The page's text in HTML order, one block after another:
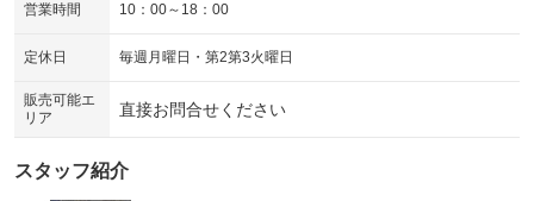
営業時間 10：00～18：00
定休日 毎週月曜日・第2第3火曜日
販売可能エ
リア
直接お問合せください
スタッフ紹介